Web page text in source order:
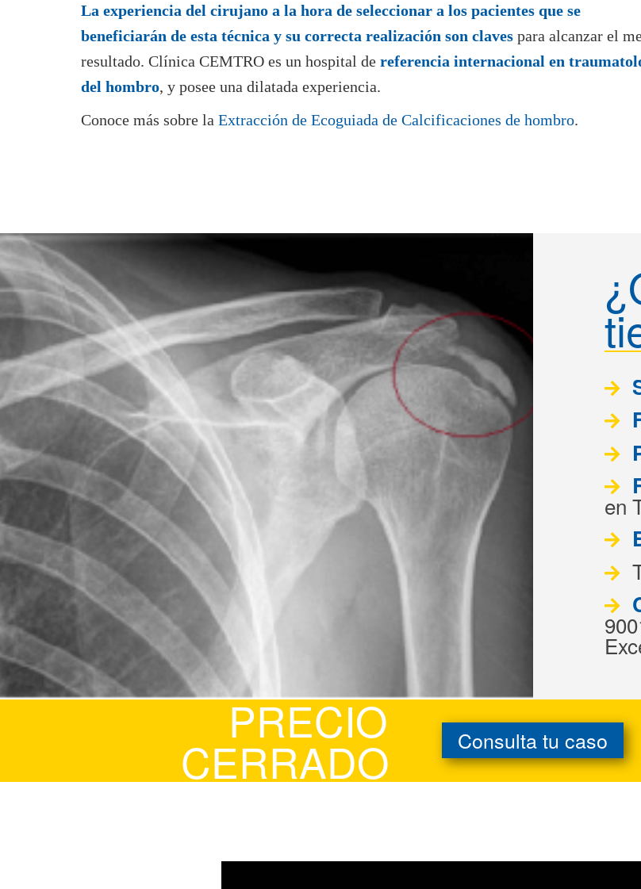
La experiencia del cirujano a la hora de seleccionar a los pacientes que se
beneficiarán de esta técnica y su correcta realización son claves para alcanzar el
resultado. Clínica CEMTRO es un hospital de referencia internacional en
del hombro, y posee una dilatada experiencia.
Conoce más sobre la Extracción de Ecoguiada de Calcificaciones de hombro.
en
PRECIO
CERRADO Consulta tu caso